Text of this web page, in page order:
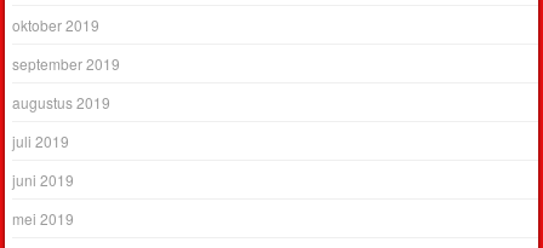
oktober 2019
september 2019
augustus 2019
juli 2019
juni 2019
mei 2019